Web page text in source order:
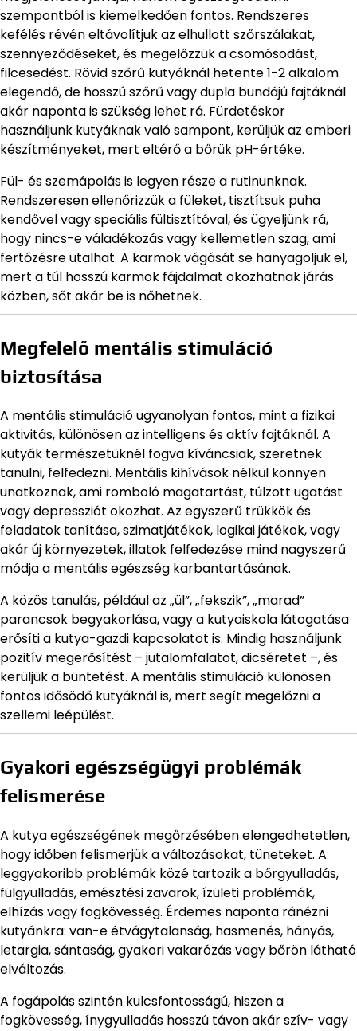
szempontból is kiemelkedően fontos. Rendszeres
kefélés révén eltávolítjuk az elhullott szőrszálakat,
szennyeződéseket, és megelőzzük a csomósodást,
filcesedést. Rövid szőrű kutyáknál hetente 1-2 alkalom
elegendő, de hosszú szőrű vagy dupla bundájú fajtáknál
akár naponta is szükség lehet rá. Fürdetéskor
használjunk kutyáknak való sampont, kerüljük az emberi
készítményeket, mert eltérő a bőrük pH-értéke.
Fül- és szemápolás is legyen része a rutinunknak.
Rendszeresen ellenőrizzük a füleket, tisztítsuk puha
kendővel vagy speciális fültisztítóval, és ügyeljünk rá,
hogy nincs-e váladékozás vagy kellemetlen szag, ami
fertőzésre utalhat. A karmok vágását se hanyagoljuk el,
mert a túl hosszú karmok fájdalmat okozhatnak járás
közben, sőt akár be is nőhetnek.
Megfelelő mentális stimuláció
biztosítása
A mentális stimuláció ugyanolyan fontos, mint a fizikai
aktivitás, különösen az intelligens és aktív fajtáknál. A
kutyák természetüknél fogva kíváncsiak, szeretnek
tanulni, felfedezni. Mentális kihívások nélkül könnyen
unatkoznak, ami romboló magatartást, túlzott ugatást
vagy depressziót okozhat. Az egyszerű trükkök és
feladatok tanítása, szimatjátékok, logikai játékok, vagy
akár új környezetek, illatok felfedezése mind nagyszerű
módja a mentális egészség karbantartásának.
A közös tanulás, például az „ül”, „fekszik”, „marad”
parancsok begyakorlása, vagy a kutyaiskola látogatása
erősíti a kutya-gazdi kapcsolatot is. Mindig használjunk
pozitív megerősítést – jutalomfalatot, dicséretet –, és
kerüljük a büntetést. A mentális stimuláció különösen
fontos idősödő kutyáknál is, mert segít megelőzni a
szellemi leépülést.
Gyakori egészségügyi problémák
felismerése
A kutya egészségének megőrzésében elengedhetetlen,
hogy időben felismerjük a változásokat, tüneteket. A
leggyakoribb problémák közé tartozik a bőrgyulladás,
fülgyulladás, emésztési zavarok, ízületi problémák,
elhízás vagy fogkövesség. Érdemes naponta ránézni
kutyánkra: van-e étvágytalanság, hasmenés, hányás,
letargia, sántaság, gyakori vakarózás vagy bőrön látható
elváltozás.
A fogápolás szintén kulcsfontosságú, hiszen a
fogkövesség, ínygyulladás hosszú távon akár szív- vagy